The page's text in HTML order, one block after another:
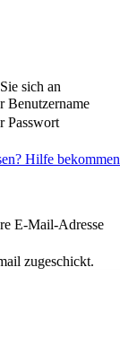
sich an
Benutzername
Passwort
Hilfe bekommen
E-Mail-Adresse
zugeschickt.